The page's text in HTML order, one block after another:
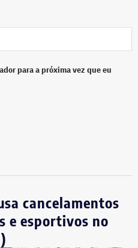
para a próxima vez que eu
cancelamentos
e esportivos no